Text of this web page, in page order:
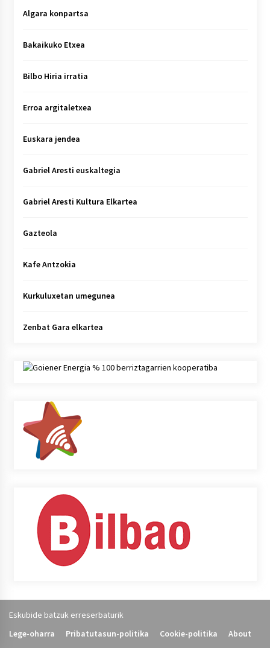
Algara konpartsa
Bakaikuko Etxea
Bilbo Hiria irratia
Erroa argitaletxea
Euskara jendea
Gabriel Aresti euskaltegia
Gabriel Aresti Kultura Elkartea
Gazteola
Kafe Antzokia
Kurkuluxetan umegunea
Zenbat Gara elkartea
Eskubide batzuk erreserbaturik
Lege-oharra
Pribatutasun-politika Cookie-politika About